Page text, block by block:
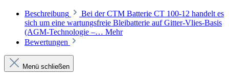
Beschreibung
Bei der CTM Batterie CT 100-12 handelt es
sich um eine wartungsfreie Bleibatterie auf Gitter-Vlies-Basis
(AGM-Technologie –… Mehr
Bewertungen
Menü schließen